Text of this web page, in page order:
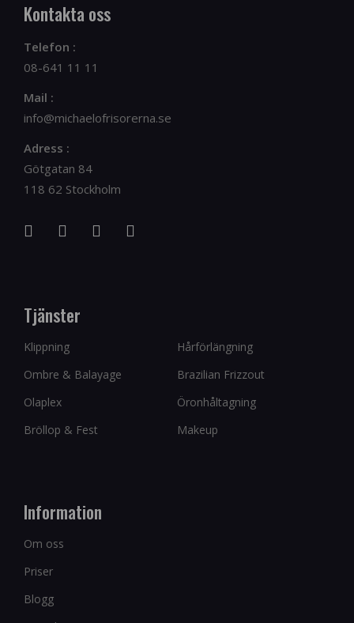
Kontakta oss
Telefon :
08-641 11 11
Mail :
info@michaelofrisorerna.se
Adress :
Götgatan 84
118 62 Stockholm
Tjänster
Klippning
Hårförlängning
Ombre & Balayage
Brazilian Frizzout
Olaplex
Öronhåltagning
Bröllop & Fest
Makeup
Information
Om oss
Priser
Blogg